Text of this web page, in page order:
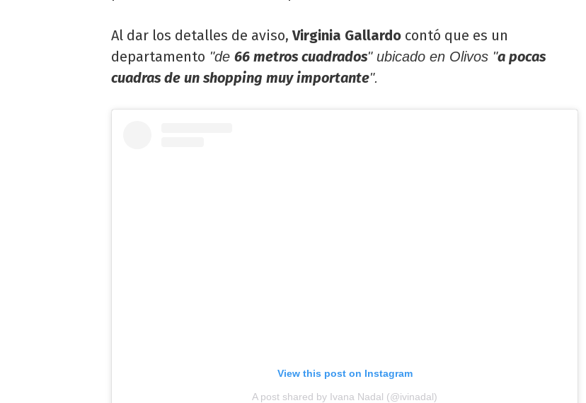
Al dar los detalles de aviso,Virginia Gallardo contó que es un
departamento "de 66 metros cuadrados" ubicado en Olivos "a pocas
cuadras de un shopping muy importante".
View this post on Instagram
A post shared by Ivana Nadal (@ivinadal)